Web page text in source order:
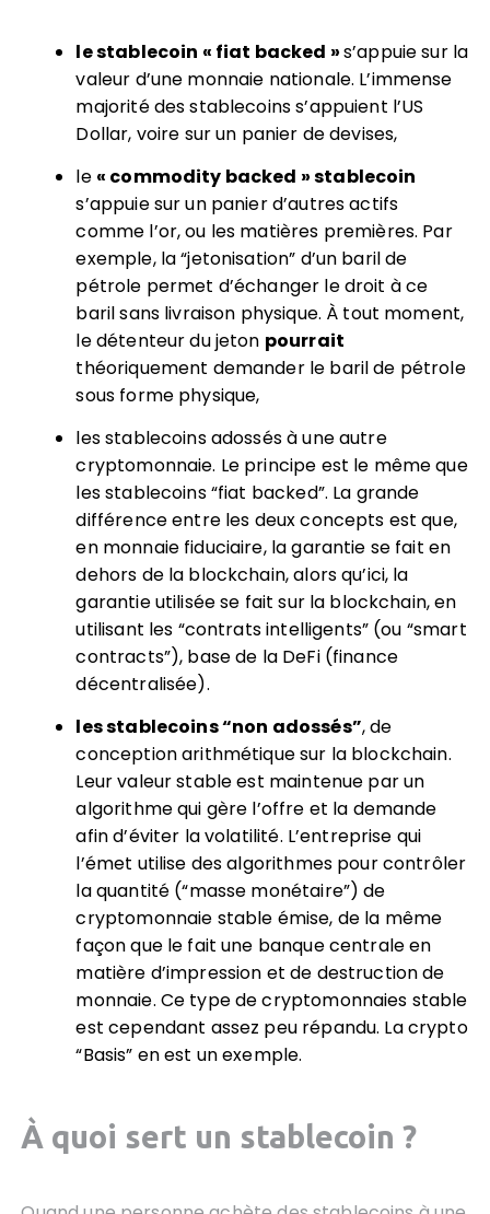
le stablecoin « fiat backed »s’appuie sur la
valeur d’une monnaie nationale. L’immense
majorité des stablecoins s’appuient l’US
Dollar, voire sur un panier de devises,
le « commodity backed » stablecoin
s’appuie sur un panier d’autres actifs
comme l’or, ou les matières premières. Par
exemple, la “jetonisation” d’un baril de
pétrole permet d’échanger le droit à ce
baril sans livraison physique. À tout moment,
le détenteur du jeton pourrait
théoriquement demander le baril de pétrole
sous forme physique,
les stablecoins adossés à une autre
cryptomonnaie. Le principe est le même que
les stablecoins “fiat backed”. La grande
différence entre les deux concepts est que,
en monnaie fiduciaire, la garantie se fait en
dehors de la blockchain, alors qu’ici, la
garantie utilisée se fait sur la blockchain, en
utilisant les “contrats intelligents” (ou “smart
contracts”), base de la DeFi (finance
décentralisée).
les stablecoins “non adossés”, de
conception arithmétique sur la blockchain.
Leur valeur stable est maintenue par un
algorithme qui gère l’offre et la demande
afin d’éviter la volatilité. L’entreprise qui
l’émet utilise des algorithmes pour contrôler
la quantité (“masse monétaire”) de
cryptomonnaie stable émise, de la même
façon que le fait une banque centrale en
matière d’impression et de destruction de
monnaie. Ce type de cryptomonnaies stable
est cependant assez peu répandu. La crypto
“Basis” en est un exemple.
À quoi sert un stablecoin ?